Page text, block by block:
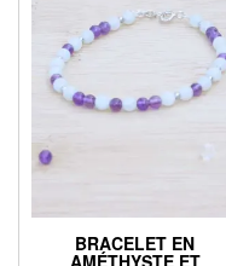
BRACELET EN